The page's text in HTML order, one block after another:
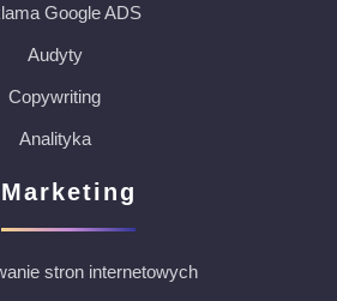
Google ADS
Audyty
Copywriting
Analityka
Marketing
stron internetowych